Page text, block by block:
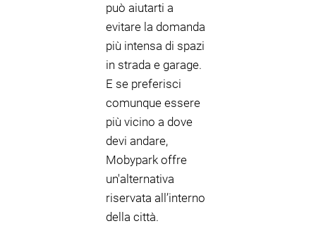
può aiutarti a
evitare la domanda
più intensa di spazi
in strada e garage.
E se preferisci
comunque essere
più vicino a dove
devi andare,
Mobypark offre
un'alternativa
riservata all’interno
della città.